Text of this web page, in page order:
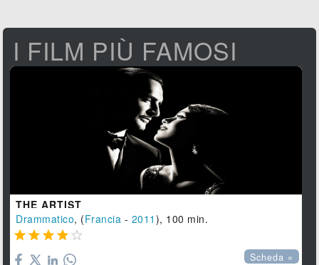
I FILM PIÙ FAMOSI
THE ARTIST
Drammatico, (Francia - 2011 ), 100 min.
    
Scheda »